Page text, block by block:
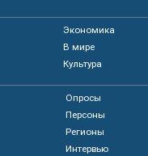
Экономика
В мире
Культура
Опросы
Персоны
Регионы
Интервью